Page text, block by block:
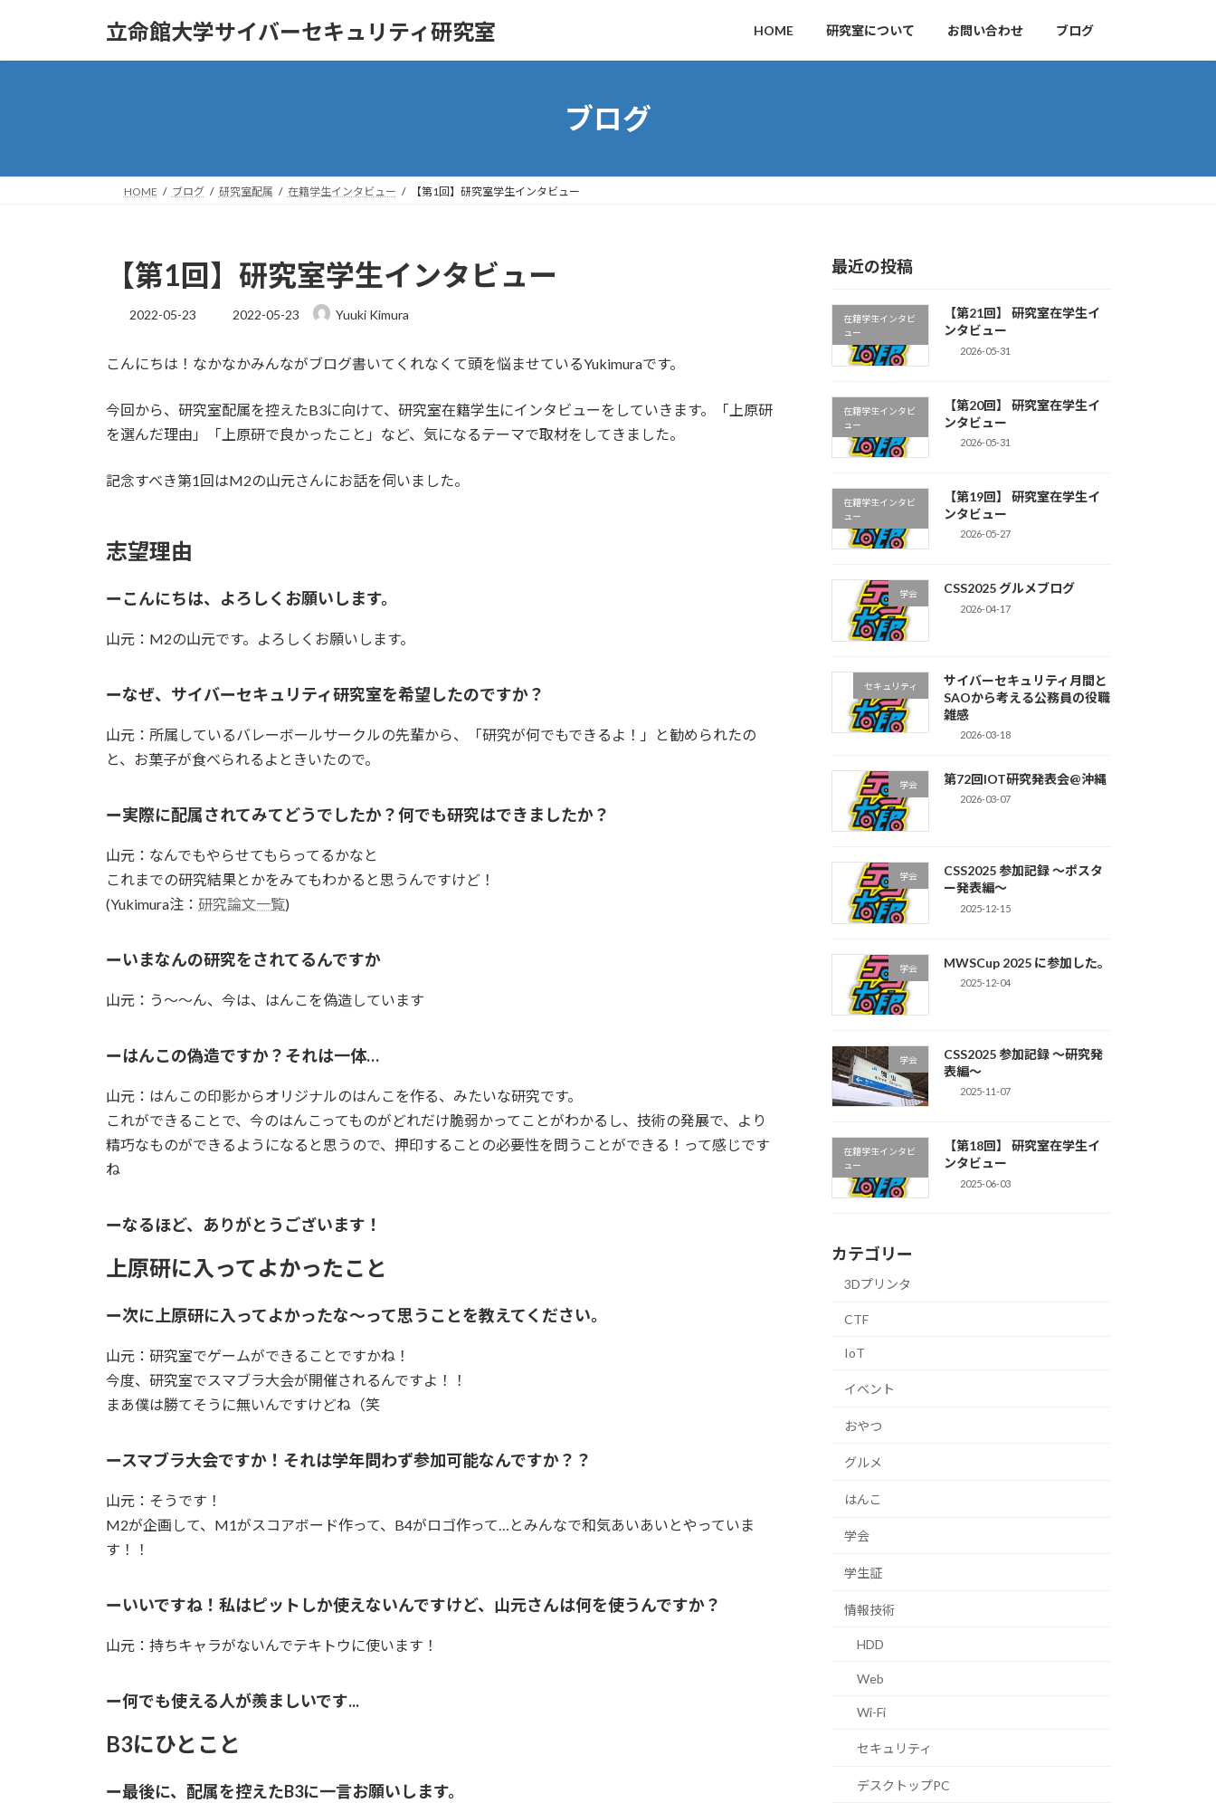
立命館大学サイバーセキュリティ研究室 HOME 研究室について お問い合わせ ブログ
ブログ
HOME ブログ 研究室配属 在籍学生インタビュー 【第1回】研究室学生インタビュー
【第1回】研究室学生インタビュー
2022-05-23
最
新
時
:
2022-05-23 Yuuki Kimura
こんにちは！なかなかみんながブログ書いてくれなくて頭を悩ませているYukimuraです。
今回から、研究室配属を控えたB3に向けて、研究室在籍学生にインタビューをしていきます。「上原研
を選んだ理由」「上原研で良かったこと」など、気になるテーマで取材をしてきました。
記念すべき第1回はM2の山元さんにお話を伺いました。
志望理由
ーこんにちは、よろしくお願いします。
山元：M2の山元です。よろしくお願いします。
ーなぜ、サイバーセキュリティ研究室を希望したのですか？
山元：所属しているバレーボールサークルの先輩から、「研究が何でもできるよ！」と勧められたの
と、お菓子が食べられるよときいたので。
ー実際に配属されてみてどうでしたか？何でも研究はできましたか？
山元：なんでもやらせてもらってるかなと
これまでの研究結果とかをみてもわかると思うんですけど！
(Yukimura注： 研究論文一覧)
ーいまなんの研究をされてるんですか
山元：う〜〜ん、今は、はんこを偽造しています
ーはんこの偽造ですか？それは一体…
山元：はんこの印影からオリジナルのはんこを作る、みたいな研究です。
これができることで、今のはんこってものがどれだけ脆弱かってことがわかるし、技術の発展で、より
精巧なものができるようになると思うので、押印することの必要性を問うことができる！って感じです
ね
ーなるほど、ありがとうございます！
上原研に入ってよかったこと
ー次に上原研に入ってよかったな〜って思うことを教えてください。
山元：研究室でゲームができることですかね！
今度、研究室でスマブラ大会が開催されるんですよ！！
まあ僕は勝てそうに無いんですけどね（笑
ースマブラ大会ですか！それは学年問わず参加可能なんですか？？
山元：そうです！
M2が企画して、M1がスコアボード作って、B4がロゴ作って…とみんなで和気あいあいとやっていま
す！！
ーいいですね！私はピットしか使えないんですけど、山元さんは何を使うんですか？
山元：持ちキャラがないんでテキトウに使います！
ー何でも使える人が羨ましいです...
B3にひとこと
ー最後に、配属を控えたB3に一言お願いします。
最近の投稿
在籍学生インタビ
ュー
【第21回】 研究室在学生イ
ンタビュー
2026-05-31
在籍学生インタビ
ュー
【第20回】 研究室在学生イ
ンタビュー
2026-05-31
在籍学生インタビ
ュー
【第19回】 研究室在学生イ
ンタビュー
2026-05-27
学会 CSS2025 グルメブログ
2026-04-17
セキュリティ
サイバーセキュリティ月間と
SAOから考える公務員の役職
雑感
2026-03-18
学会 第72回IOT研究発表会@沖縄
2026-03-07
学会
CSS2025 参加記録 〜ポスタ
ー発表編〜
2025-12-15
学会 MWSCup 2025 に参加した。
2025-12-04
学会
CSS2025 参加記録 〜研究発
表編〜
2025-11-07
在籍学生インタビ
ュー
【第18回】 研究室在学生イ
ンタビュー
2025-06-03
カテゴリー
3Dプリンタ
CTF
IoT
イベント
おやつ
グルメ
はんこ
学会
学生証
情報技術
HDD
Web
Wi-Fi
セキュリティ
デスクトップPC